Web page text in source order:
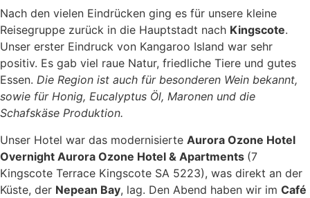
Nach den vielen Eindrücken ging es für unsere kleine
Reisegruppe zurück in die Hauptstadt nach Kingscote.
Unser erster Eindruck von Kangaroo Island war sehr
positiv. Es gab viel raue Natur, friedliche Tiere und gutes
Essen. Die Region ist auch für besonderen Wein bekannt,
sowie für Honig, Eucalyptus Öl, Maronen und die
Schafskäse Produktion.
Unser Hotel war das modernisierte Aurora Ozone Hotel
Overnight Aurora Ozone Hotel & Apartments (7
Kingscote Terrace Kingscote SA 5223), was direkt an der
Küste, der Nepean Bay, lag. Den Abend haben wir im Café